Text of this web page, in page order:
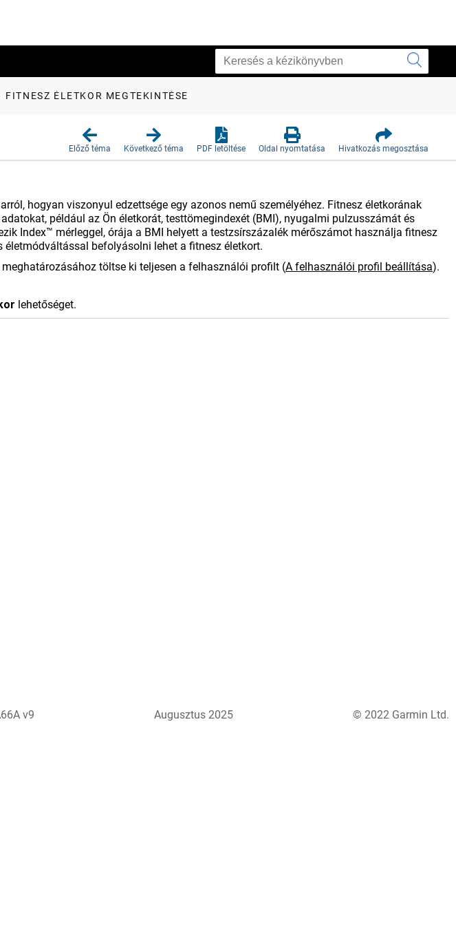
FITNESZ ÉLETKOR MEGTEKINTÉSE
Előző téma Következő téma PDF letöltése Oldal nyomtatása Hivatkozás megosztása
hogyan viszonyul edzettsége egy azonos nemű személyéhez. Fitnesz életkorának
például az Ön életkorát, testtömegindexét (BMI), nyugalmi pulzusszámát és
Index™ mérleggel, órája a BMI helyett a testzsírszázalék mérőszámot használja fitnesz
befolyásolni lehet a fitnesz életkort.
töltse ki teljesen a felhasználói profilt (A felhasználói profil beállítása).
lehetőséget.
v9 Augusztus 2025 © 2022 Garmin Ltd.